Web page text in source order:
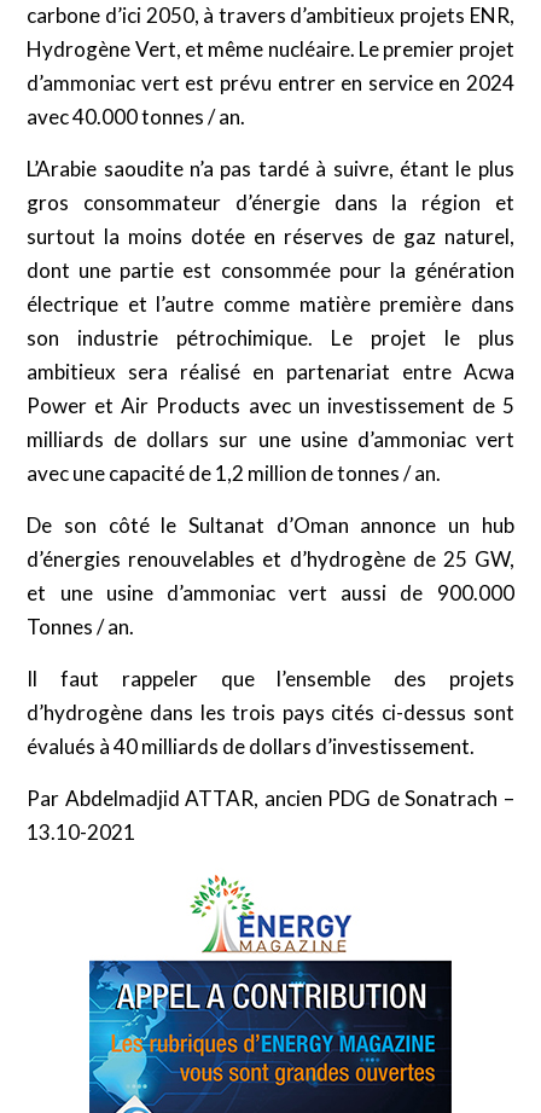
carbone d’ici 2050, à travers d’ambitieux projets ENR,
Hydrogène Vert, et même nucléaire. Le premier projet
d’ammoniac vert est prévu entrer en service en 2024
avec 40.000 tonnes / an.
L’Arabie saoudite n’a pas tardé à suivre, étant le plus
gros consommateur d’énergie dans la région et
surtout la moins dotée en réserves de gaz naturel,
dont une partie est consommée pour la génération
électrique et l’autre comme matière première dans
son industrie pétrochimique. Le projet le plus
ambitieux sera réalisé en partenariat entre Acwa
Power et Air Products avec un investissement de 5
milliards de dollars sur une usine d’ammoniac vert
avec une capacité de 1,2 million de tonnes / an.
De son côté le Sultanat d’Oman annonce un hub
d’énergies renouvelables et d’hydrogène de 25 GW,
et une usine d’ammoniac vert aussi de 900.000
Tonnes / an.
Il faut rappeler que l’ensemble des projets
d’hydrogène dans les trois pays cités ci-dessus sont
évalués à 40 milliards de dollars d’investissement.
Par Abdelmadjid ATTAR, ancien PDG de Sonatrach –
13.10-2021